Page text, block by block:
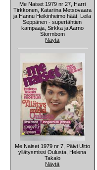
Me Naiset 1979 nr 27, Harri
Tirkkonen, Katariina Metsovaara
ja Hannu Heikinheimo häät, Leila
Seppänen - supertähtien
kampaaja, Sirkka ja Aarno
Stormbom
Näytä
Me Naiset 1979 nr 7, Päivi Uitto
yllätysmissi Oulusta, Helena
Takalo
Näytä